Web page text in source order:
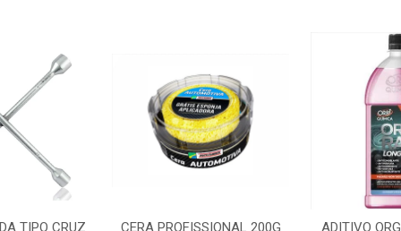
200G
ADITIVO ORGANICO ROSA
LIMPA